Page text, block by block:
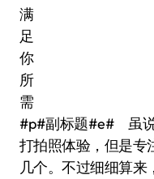
#p#副标题#e# 虽说
打拍照体验，但是专
几个。不过细细算